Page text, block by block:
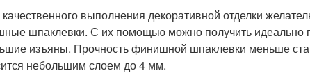
выполнения декоративной отделки
шпаклевки. С их помощью можно получить идеально
изъяны. Прочность финишной шпаклевки меньше
небольшим слоем до 4 мм.